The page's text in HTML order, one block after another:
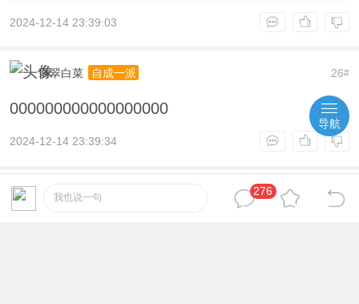
2024-12-14 23:39:03
26#
翡翠白菜 自成一派
000000000000000000
2024-12-14 23:39:34
27
忘川信 功行圆满
我也说一句
276
导航